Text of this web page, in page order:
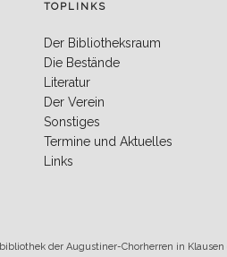
TOPLINKS
Der Bibliotheksraum
Die Bestände
Literatur
Der Verein
Sonstiges
Termine und Aktuelles
Links
der Augustiner-Chorherren in Klausen